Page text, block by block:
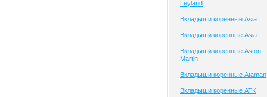
Leyland
Вкладыши коренные Asia
Вкладыши коренные Asia
Вкладыши коренные Aston-
Martin
Вкладыши коренные Ataman
Вкладыши коренные ATK